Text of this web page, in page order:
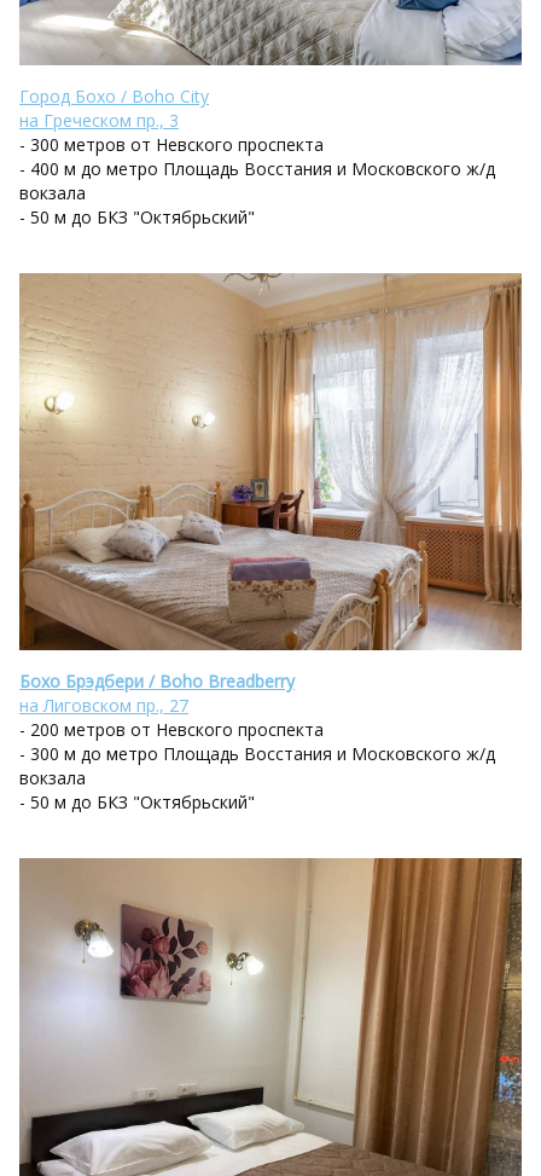
Город Бохо / Boho City
на Греческом пр., 3
- 300 метров от Невского проспекта
- 400 м до метро Площадь Восстания и Московского ж/д
вокзала
- 50 м до БКЗ "Октябрьский"
Бохо Брэдбери / Boho Breadberry
на Лиговском пр., 27
- 200 метров от Невского проспекта
- 300 м до метро Площадь Восстания и Московского ж/д
вокзала
- 50 м до БКЗ "Октябрьский"